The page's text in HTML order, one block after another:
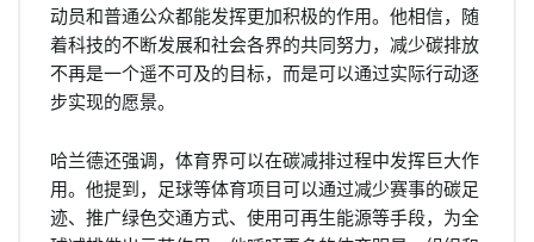
动员和普通公众都能发挥更加积极的作用。他相信，随
着科技的不断发展和社会各界的共同努力，减少碳排放
不再是一个遥不可及的目标，而是可以通过实际行动逐
步实现的愿景。
哈兰德还强调，体育界可以在碳减排过程中发挥巨大作
用。他提到，足球等体育项目可以通过减少赛事的碳足
迹、推广绿色交通方式、使用可再生能源等手段，为全